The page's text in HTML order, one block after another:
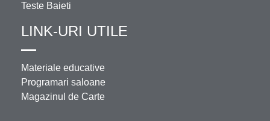
Teste Baieti
LINK-URI UTILE
Materiale educative
Programari saloane
Magazinul de Carte